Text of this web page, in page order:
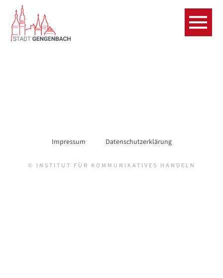
Impressum Datenschutzerklärung
© INSTITUT FÜR KOMMUNIKATIVES HANDELN